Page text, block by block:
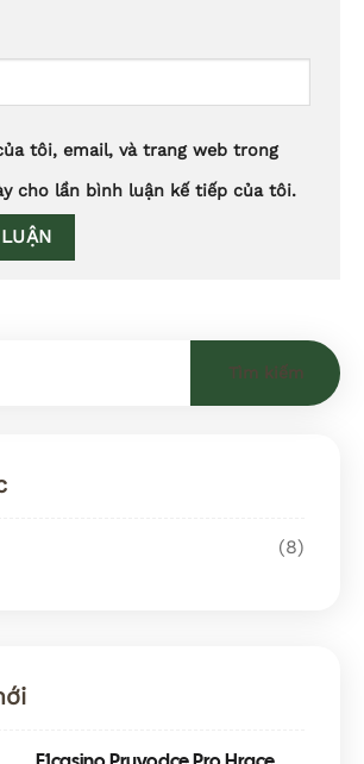
tôi, email, và trang web trong
cho lần bình luận kế tiếp của tôi.
Tìm kiếm
(8)